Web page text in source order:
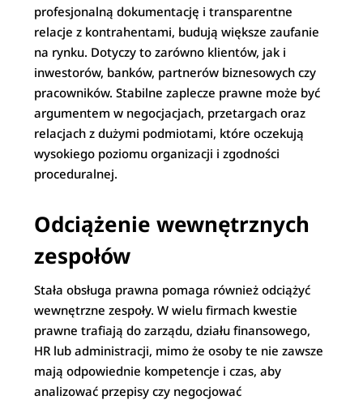
profesjonalną dokumentację i transparentne
relacje z kontrahentami, budują większe zaufanie
na rynku. Dotyczy to zarówno klientów, jak i
inwestorów, banków, partnerów biznesowych czy
pracowników. Stabilne zaplecze prawne może być
argumentem w negocjacjach, przetargach oraz
relacjach z dużymi podmiotami, które oczekują
wysokiego poziomu organizacji i zgodności
proceduralnej.
Odciążenie wewnętrznych
zespołów
Stała obsługa prawna pomaga również odciążyć
wewnętrzne zespoły. W wielu firmach kwestie
prawne trafiają do zarządu, działu finansowego,
HR lub administracji, mimo że osoby te nie zawsze
mają odpowiednie kompetencje i czas, aby
analizować przepisy czy negocjować